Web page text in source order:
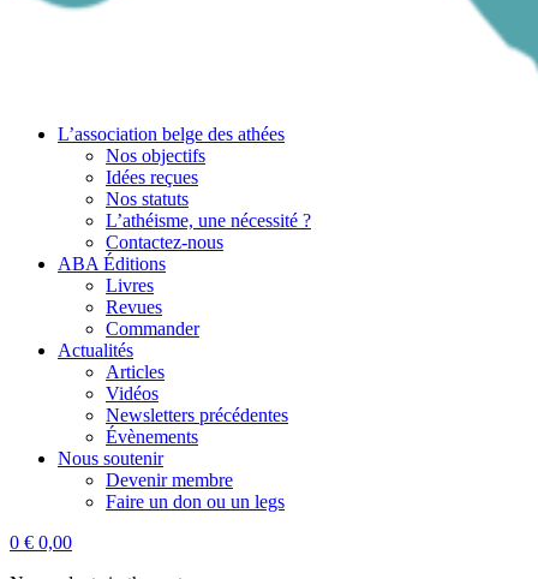
L’association belge des athées
Nos objectifs
Idées reçues
Nos statuts
L’athéisme, une nécessité ?
Contactez-nous
ABA Éditions
Livres
Revues
Commander
Actualités
Articles
Vidéos
Newsletters précédentes
Évènements
Nous soutenir
Devenir membre
Faire un don ou un legs
0 € 0,00